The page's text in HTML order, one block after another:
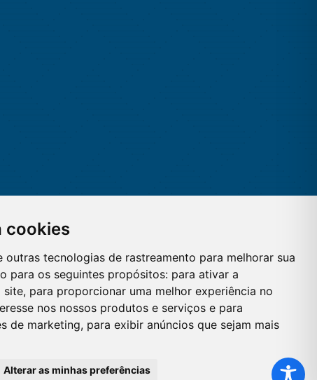
cookies
outras tecnologias de rastreamento para melhorar sua
para os seguintes propósitos: para ativar a
site, para proporcionar uma melhor experiência no
nos nossos produtos e serviços e para
de marketing, para exibir anúncios que sejam mais
Alterar as minhas preferências